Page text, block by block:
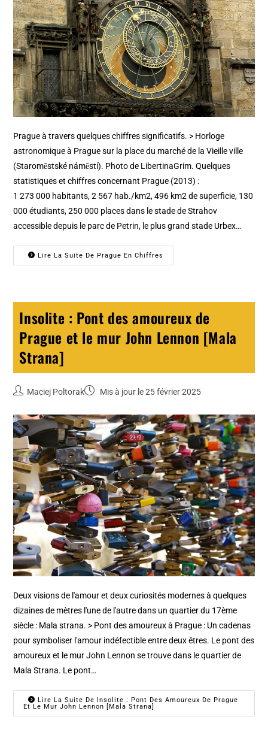
Prague à travers quelques chiffres significatifs. > Horloge
astronomique à Prague sur la place du marché de la Vieille ville
(Staroměstské náměstí). Photo de LibertinaGrim. Quelques
statistiques et chiffres concernant Prague (2013) :
1 273 000 habitants, 2 567 hab./km2, 496 km2 de superficie, 130
000 étudiants, 250 000 places dans le stade de Strahov
accessible depuis le parc de Petrin, le plus grand stade Urbex…
Lire La Suite De Prague En Chiffres
Insolite : Pont des amoureux de
Prague et le mur John Lennon [Mala
Strana]
Maciej Poltorak Mis à jour le 25 février 2025
Deux visions de l'amour et deux curiosités modernes à quelques
dizaines de mètres l'une de l'autre dans un quartier du 17ème
siècle : Mala strana. > Pont des amoureux à Prague : Un cadenas
pour symboliser l'amour indéfectible entre deux êtres. Le pont des
amoureux et le mur John Lennon se trouve dans le quartier de
Mala Strana. Le pont…
Lire La Suite De Insolite : Pont Des Amoureux De Prague
Et Le Mur John Lennon [Mala Strana]